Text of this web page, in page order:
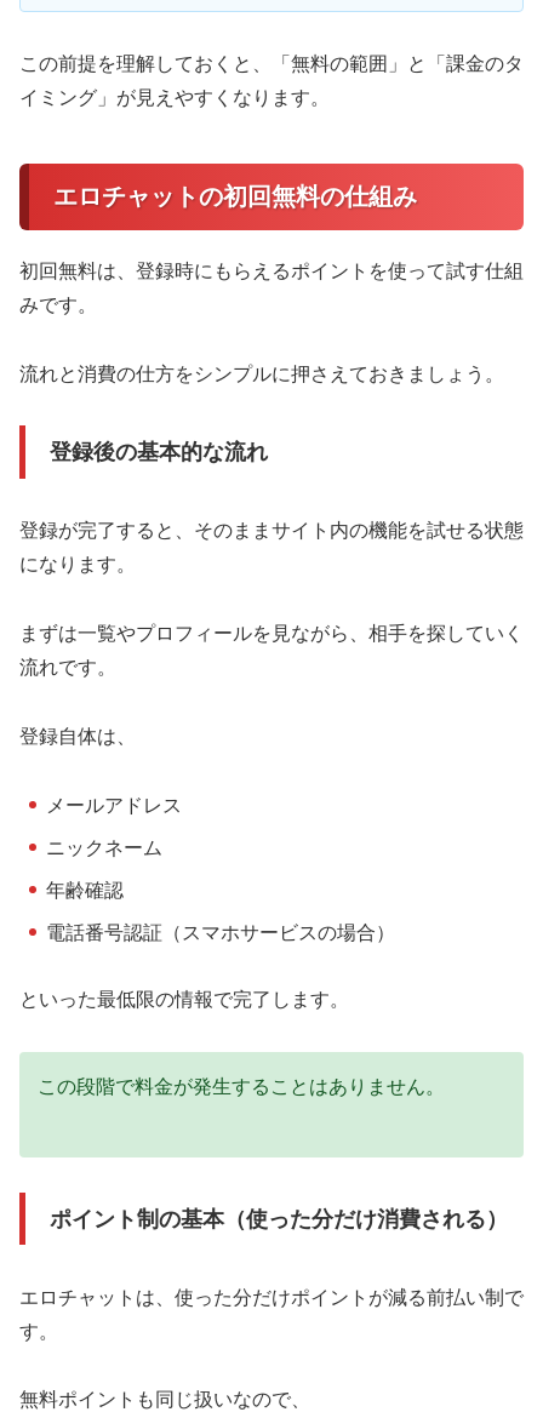
この前提を理解しておくと、「無料の範囲」と「課金のタ
イミング」が見えやすくなります。
エロチャットの初回無料の仕組み
初回無料は、登録時にもらえるポイントを使って試す仕組
みです。
流れと消費の仕方をシンプルに押さえておきましょう。
登録後の基本的な流れ
登録が完了すると、そのままサイト内の機能を試せる状態
になります。
まずは一覧やプロフィールを見ながら、相手を探していく
流れです。
登録自体は、
メールアドレス
ニックネーム
年齢確認
電話番号認証（スマホサービスの場合）
といった最低限の情報で完了します。
この段階で料金が発生することはありません。
ポイント制の基本（使った分だけ消費される）
エロチャットは、使った分だけポイントが減る前払い制で
す。
無料ポイントも同じ扱いなので、